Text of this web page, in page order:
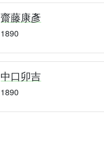
齋藤康彥
1890
中口卯吉
1890